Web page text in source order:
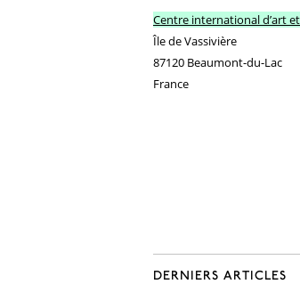
Centre international d’art
Île de Vassivière
87120 Beaumont-du-Lac
France
DERNIERS ARTICLES